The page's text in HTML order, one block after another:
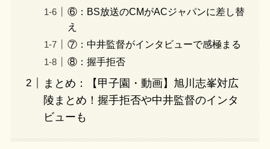
⑥：BS放送のCMがACジャパンに差し替
え
⑦：中井監督がインタビューで感極まる
⑧：握手拒否
まとめ：【甲子園・動画】旭川志峯対広
陵まとめ！握手拒否や中井監督のインタ
ビューも